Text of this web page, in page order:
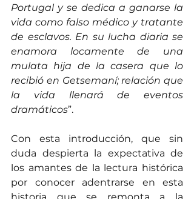
Portugal y se dedica a ganarse la
vida como falso médico y tratante
de esclavos. En su lucha diaria se
enamora locamente de una
mulata hija de la casera que lo
recibió en Getsemaní; relación que
la vida llenará de eventos
dramáticos”.
Con esta introducción, que sin
duda despierta la expectativa de
los amantes de la lectura histórica
por conocer adentrarse en esta
historia que se remonta a la